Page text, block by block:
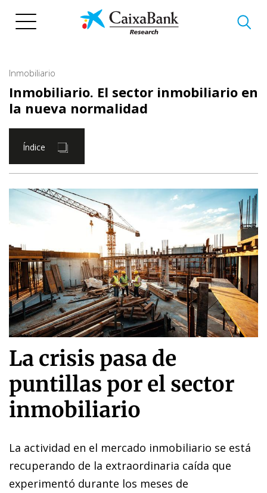
Inmobiliario
Inmobiliario. El sector inmobiliario en
la nueva normalidad
Índice
La crisis pasa de
puntillas por el sector
inmobiliario
La actividad en el mercado inmobiliario se está
recuperando de la extraordinaria caída que
experimentó durante los meses de